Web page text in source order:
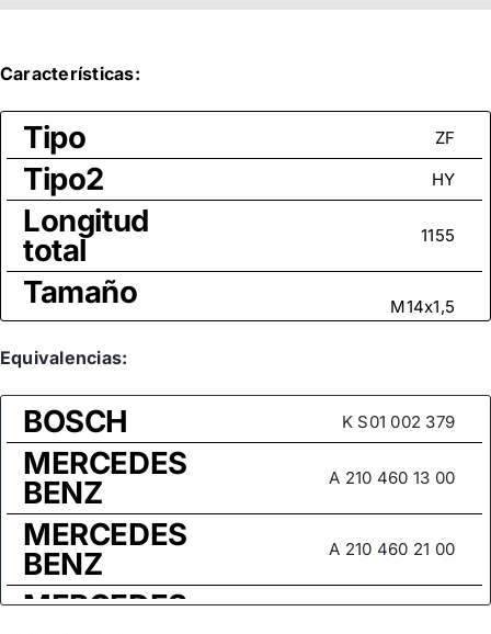
Características:
Tipo ZF
Tipo2 HY
Longitud
total 1155
Tamaño
rosca M14x1,5
Medida
de rosca
(rótula
axial)
Equivalencias:
BOSCH K S01 002 379
MERCEDES
BENZ A 210 460 13 00
MERCEDES
BENZ A 210 460 21 00
MERCEDES